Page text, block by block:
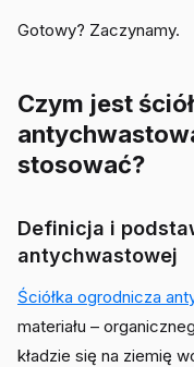
Gotowy? Zaczynamy.
Czym jest
stosować?
Definicja i
antychwastowej
Ściółka ogrodnicza
materiału –
kładzie się na ziemię